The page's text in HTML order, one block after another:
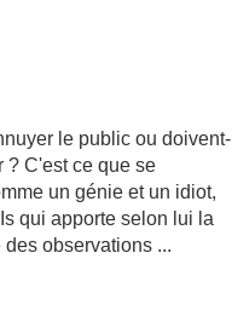
le public ou doivent-
? C'est ce que se
un génie et un idiot,
qui apporte selon lui la
observations ...